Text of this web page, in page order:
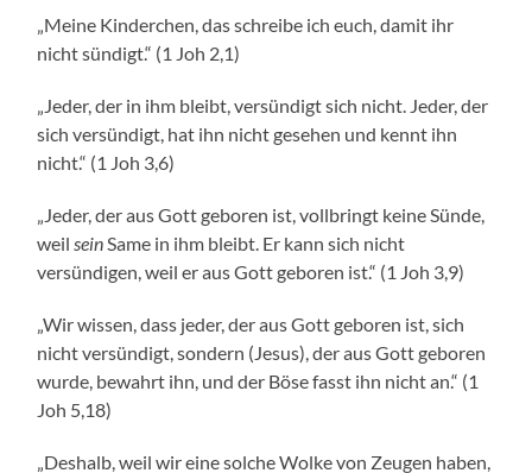
„Meine Kinderchen, das schreibe ich euch, damit ihr
nicht sündigt.“ (1 Joh 2,1)
„Jeder, der in ihm bleibt, versündigt sich nicht. Jeder, der
sich versündigt, hat ihn nicht gesehen und kennt ihn
nicht.“ (1 Joh 3,6)
„Jeder, der aus Gott geboren ist, vollbringt keine Sünde,
weilseinSame in ihm bleibt. Er kann sich nicht
versündigen, weil er aus Gott geboren ist.“ (1 Joh 3,9)
„Wir wissen, dass jeder, der aus Gott geboren ist, sich
nicht versündigt, sondern (Jesus), der aus Gott geboren
wurde, bewahrt ihn, und der Böse fasst ihn nicht an.“ (1
Joh 5,18)
„Deshalb, weil wir eine solche Wolke von Zeugen haben,